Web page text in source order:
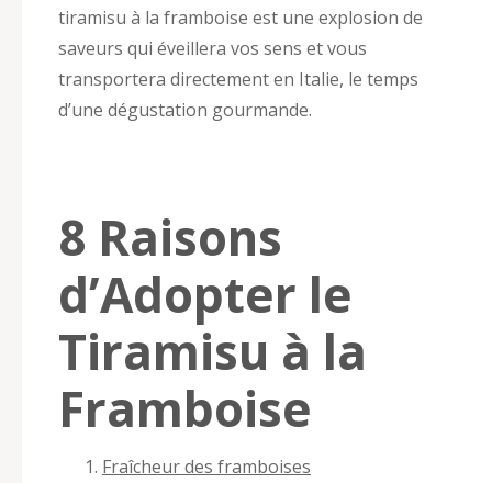
tiramisu à la framboise est une explosion de
saveurs qui éveillera vos sens et vous
transportera directement en Italie, le temps
d’une dégustation gourmande.
8 Raisons
d’Adopter le
Tiramisu à la
Framboise
Fraîcheur des framboises